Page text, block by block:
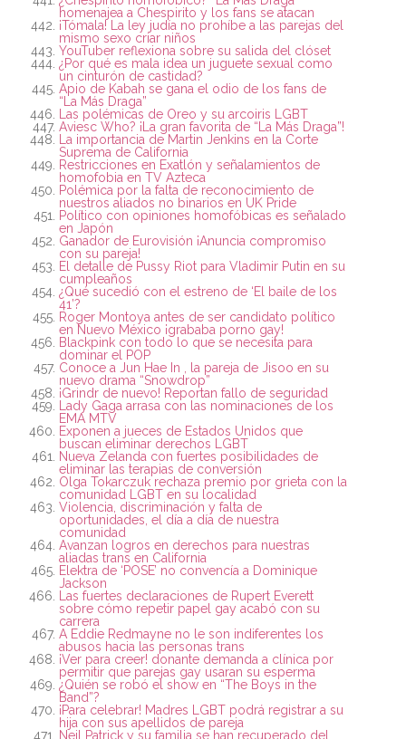
homenajea a Chespirito y los fans se atacan
¡Tómala! La ley judía no prohíbe a las parejas del
mismo sexo criar niños
YouTuber reflexiona sobre su salida del clóset
¿Por qué es mala idea un juguete sexual como
un cinturón de castidad?
Apio de Kabah se gana el odio de los fans de
“La Más Draga”
Las polémicas de Oreo y su arcoiris LGBT
Aviesc Who? ¡La gran favorita de “La Más Draga”!
La importancia de Martin Jenkins en la Corte
Suprema de California
Restricciones en Exatlón y señalamientos de
homofobia en TV Azteca
Polémica por la falta de reconocimiento de
nuestros aliados no binarios en UK Pride
Político con opiniones homofóbicas es señalado
en Japón
Ganador de Eurovisión ¡Anuncia compromiso
con su pareja!
El detalle de Pussy Riot para Vladimir Putin en su
cumpleaños
¿Qué sucedió con el estreno de ‘El baile de los
41’?
Roger Montoya antes de ser candidato político
en Nuevo México ¡grababa porno gay!
Blackpink con todo lo que se necesita para
dominar el POP
Conoce a Jun Hae In , la pareja de Jisoo en su
nuevo drama “Snowdrop”
¡Grindr de nuevo! Reportan fallo de seguridad
Lady Gaga arrasa con las nominaciones de los
EMA MTV
Exponen a jueces de Estados Unidos que
buscan eliminar derechos LGBT
Nueva Zelanda con fuertes posibilidades de
eliminar las terapias de conversión
Olga Tokarczuk rechaza premio por grieta con la
comunidad LGBT en su localidad
Violencia, discriminación y falta de
oportunidades, el día a día de nuestra
comunidad
Avanzan logros en derechos para nuestras
aliadas trans en California
Elektra de ‘POSE’ no convencía a Dominique
Jackson
Las fuertes declaraciones de Rupert Everett
sobre cómo repetir papel gay acabó con su
carrera
A Eddie Redmayne no le son indiferentes los
abusos hacia las personas trans
¡Ver para creer! donante demanda a clínica por
permitir que parejas gay usaran su esperma
¿Quién se robó el show en “The Boys in the
Band”?
¡Para celebrar! Madres LGBT podrá registrar a su
hija con sus apellidos de pareja
Neil Patrick y su familia se han recuperado del